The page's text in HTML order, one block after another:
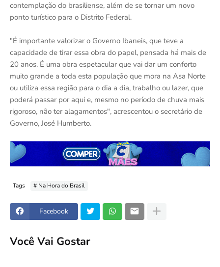
contemplação do brasiliense, além de se tornar um novo
ponto turístico para o Distrito Federal.
"É importante valorizar o Governo Ibaneis, que teve a
capacidade de tirar essa obra do papel, pensada há mais de
20 anos. É uma obra espetacular que vai dar um conforto
muito grande a toda esta população que mora na Asa Norte
ou utiliza essa região para o dia a dia, trabalho ou lazer, que
poderá passar por aqui e, mesmo no período de chuva mais
rigoroso, não ter alagamentos", acrescentou o secretário de
Governo, José Humberto.
Tags # Na Hora do Brasil
Facebook
Você Vai Gostar